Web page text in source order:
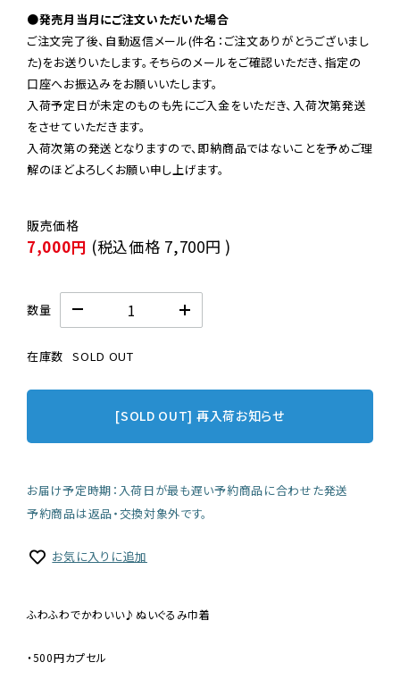
●発売月当月にご注文いただいた場合
ご注文完了後、自動返信メール(件名：ご注文ありがとうございまし
た)をお送りいたします。そちらのメールをご確認いただき、指定の
口座へお振込みをお願いいたします。
入荷予定日が未定のものも先にご入金をいただき、入荷次第発送
をさせていただきます。
入荷次第の発送となりますので、即納商品ではないことを予めご理
解のほどよろしくお願い申し上げます。
7,000円 (税込価格 7,700円 )
数量
在庫数 SOLD OUT
[SOLD OUT] 再入荷お知らせ
お届け予定時期：入荷日が最も遅い予約商品に合わせた発送
予約商品は返品・交換対象外です。
お気に入りに追加
ふわふわでかわいい♪ぬいぐるみ巾着
・500円カプセル